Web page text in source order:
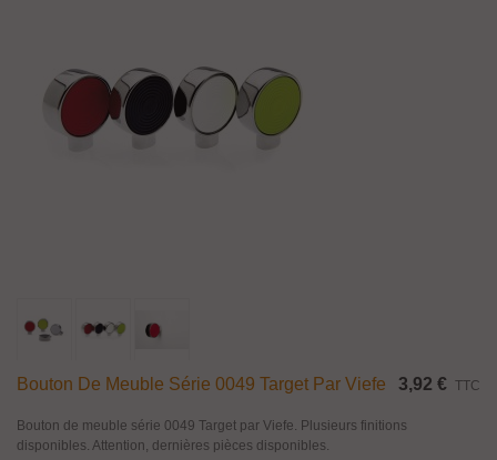
Bouton De Meuble Série 0049 Target Par Viefe 3,92 € TTC
Bouton de meuble série 0049 Target par Viefe. Plusieurs finitions
disponibles. Attention, dernières pièces disponibles.